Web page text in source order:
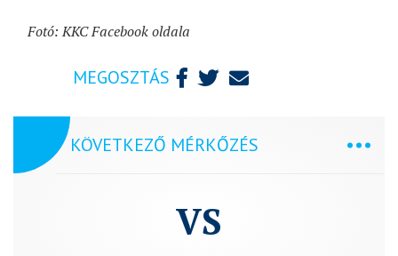
Fotó: KKC Facebook oldala
MEGOSZTÁS
KÖVETKEZŐ MÉRKŐZÉS
VS